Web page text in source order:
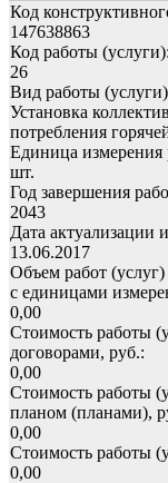
Код
147638863
Код работы (услуги):
26
Вид работы
Установка
потребления
Единица измерения
шт.
Год завершения
2043
Дата актуализации
13.06.2017
Объем работ
с единицами
0,00
Стоимость работы
договорами, руб.:
0,00
Стоимость работы
планом (планами),
0,00
Стоимость работы
0,00